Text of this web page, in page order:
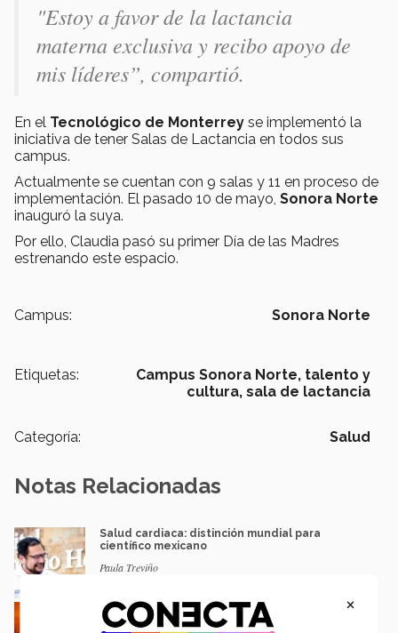
"Estoy a favor de la lactancia
materna exclusivay recibo apoyo de
mis líderes”, compartió.
En el Tecnológico de Monterrey se implementó la
iniciativa de tener Salas de Lactancia en todos sus
campus.
Actualmente se cuentan con 9 salas y 11 en proceso de
implementación. El pasado 10 de mayo, Sonora Norte
inauguró la suya.
Por ello, Claudia pasó su primer Día de las Madres
estrenando este espacio.
Campus: Sonora Norte
Etiquetas: Campus Sonora Norte, talento y
cultura, sala de lactancia
Categoría: Salud
Notas Relacionadas
Salud cardiaca: distinción mundial para
científico mexicano
Paula Treviño
Canícula: señales de golpe de calor y
consejos para cuidarte
×